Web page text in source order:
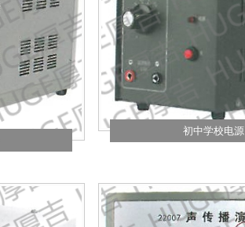
初中学校电源